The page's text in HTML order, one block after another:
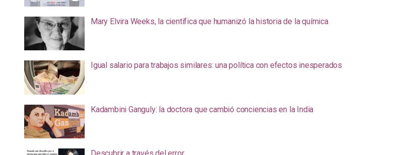
Mary Elvira Weeks, la científica que humanizó la historia de la química
Igual salario para trabajos similares: una política con efectos inesperados
Kadambini Ganguly: la doctora que cambió conciencias en la India